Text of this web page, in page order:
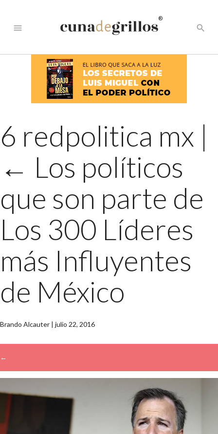
menu
®
search
6 redpolitica mx |
← Los políticos
que son parte de
Los 300 Líderes
más Influyentes
de México
Brando Alcauter | julio 22, 2016
←